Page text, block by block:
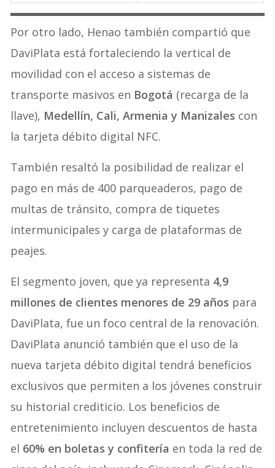
Por otro lado, Henao también compartió que
DaviPlata está fortaleciendo la vertical de
movilidad con el acceso a sistemas de
transporte masivos en Bogotá (recarga de la
llave), Medellín, Cali, Armenia y Manizales con
la tarjeta débito digital NFC.
También resaltó la posibilidad de realizar el
pago en más de 400 parqueaderos, pago de
multas de tránsito, compra de tiquetes
intermunicipales y carga de plataformas de
peajes.
El segmento joven, que ya representa 4,9
millones de clientes menores de 29 años para
DaviPlata, fue un foco central de la renovación.
DaviPlata anunció también que el uso de la
nueva tarjeta débito digital tendrá beneficios
exclusivos que permiten a los jóvenes construir
su historial crediticio. Los beneficios de
entretenimiento incluyen descuentos de hasta
el 60% en boletas y confitería en toda la red de